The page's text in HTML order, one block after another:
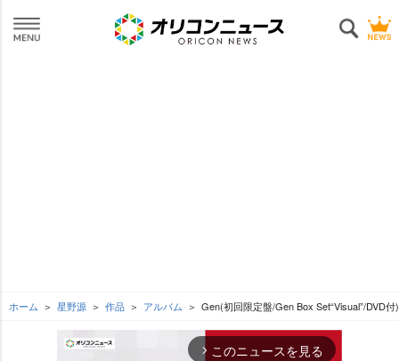
ホーム 星野源 作品 アルバム Gen(初回限定盤/Gen Box Set“Visual”/DVD付)
arrow_forward_ios このニュースを見る